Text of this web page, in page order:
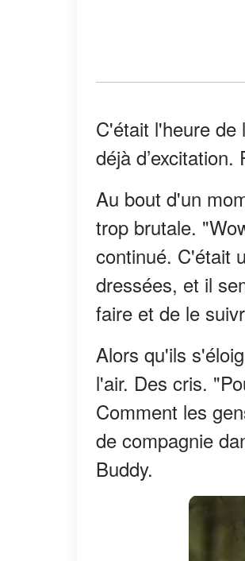
C'était l'heure
déjà
Au bout d'un
trop brutale.
continué. C'était
dressées, et il
faire et de le
Alors qu'ils
l'air. Des cris.
Comment les
de compagnie
Buddy.